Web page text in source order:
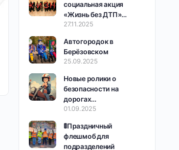
социальная акция
«Жизнь без ДТП»…
27.11.2025
Автогородок в
Берёзовском
25.09.2025
Новые ролики о
безопасности на
дорогах…
01.09.2025
🚦Праздничный
флешмоб для
подразделений